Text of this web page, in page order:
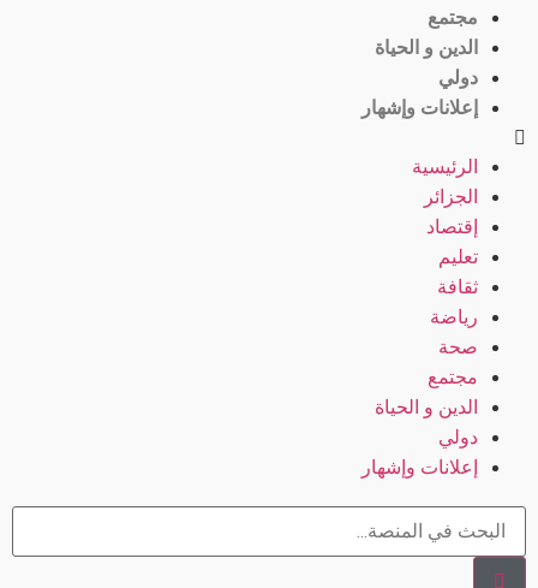
مجتمع
الدين و الحياة
دولي
إعلانات وإشهار
الرئيسية
الجزائر
إقتصاد
تعليم
ثقافة
رياضة
صحة
مجتمع
الدين و الحياة
دولي
إعلانات وإشهار